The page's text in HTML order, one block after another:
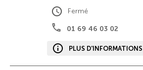
01 69 46 03 02
Fermé
PLUS D'INFORMATIONS